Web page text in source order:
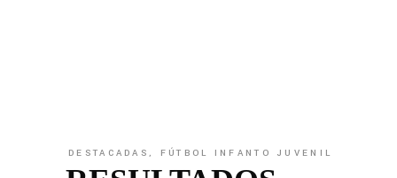
DESTACADAS, FÚTBOL INFANTO JUVENIL